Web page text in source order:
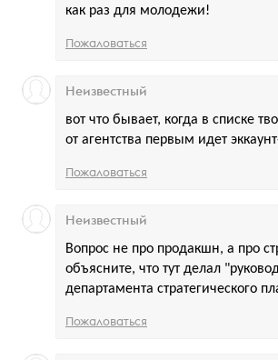
как раз для молодежи!
Пожаловаться
вот что бывает, когда в списке
от агентства первым идет
Неизвестный
Пожаловаться
Вопрос не про продакшн, а про
объясните, что тут делал
департамента стратегического
Неизвестный
Пожаловаться